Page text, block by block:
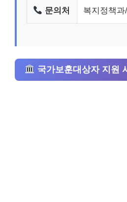
문의처 복지정책과
국가보훈대상자 지원